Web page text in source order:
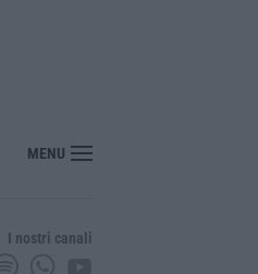
MENU
I nostri canali